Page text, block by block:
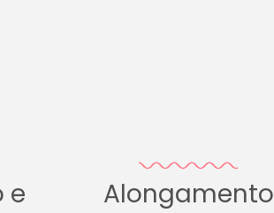
e Alongamento